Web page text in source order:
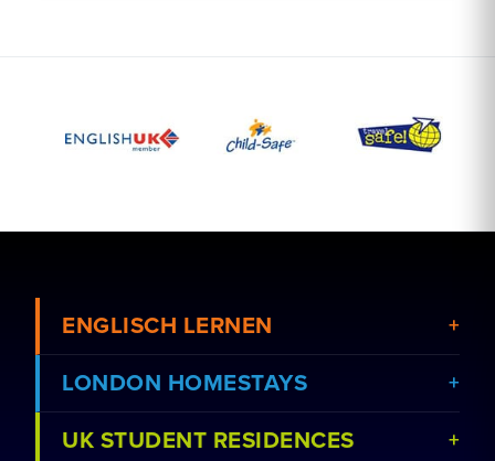
ENGLISCH LERNEN
Kurse anzeigen
LONDON HOMESTAYS
UK STUDENT RESIDENCES